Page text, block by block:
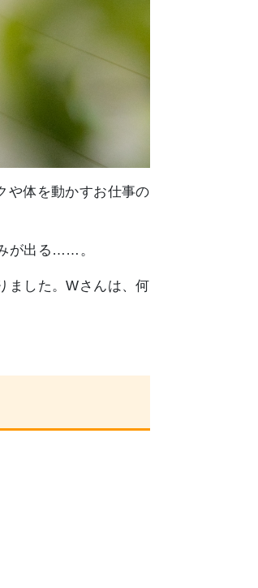
や体を動かすお仕事の
が出る……。
ました。Wさんは、何